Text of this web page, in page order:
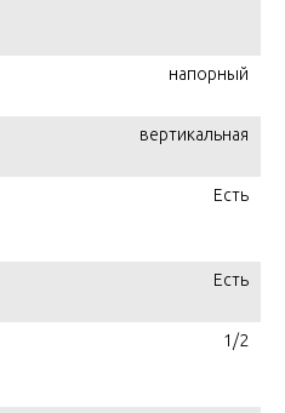
напорный
вертикальная
Есть
Есть
1/2